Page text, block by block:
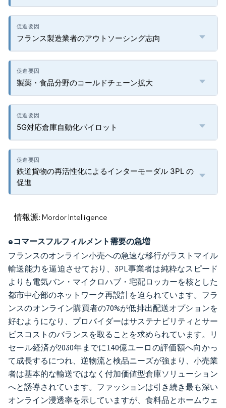
フランス製造業者のアウトソーシング志向
製薬・食品分野のコールドチェーン拡大
5G対応倉庫自動化パイロット
鉄道貨物の再活性化によるインターモーダル 3PL の
促進
情報源: Mordor Intelligence
eコマースフルフィルメント需要の急増
フランスのオンライン小売への急速な移行がラストマイル
輸送能力を逼迫させており、3PL事業者は純粋なスピード
よりも電気バン・マイクロハブ・宅配ロッカーを核とした
都市中心部のネットワーク再設計を迫られています。フラ
ンスのオンライン購買者の70%が低排出配送オプションを
好むようになり、プロバイダーはサステナビリティとサー
ビスコストのバランスを取ることを求められています。リ
セール経済が2030年までに140億ユーロの評価額へ向かっ
て成長するにつれ、逆物流と検品ニーズが強まり、小売業
者は基本的な輸送ではなく付加価値型倉庫ソリューション
へと誘導されています。ファッションは引き続き最も深い
オンライン浸透率を示していますが、食料品とホームウェ